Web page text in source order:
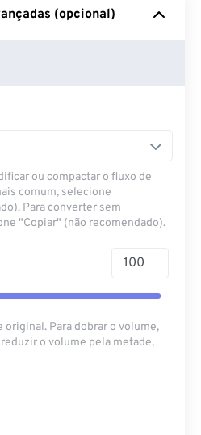
Drive
(opcional)
ou compactar o fluxo de
comum, selecione
Para converter sem
"Copiar" (não recomendado).
Para dobrar o volume,
o volume pela metade,